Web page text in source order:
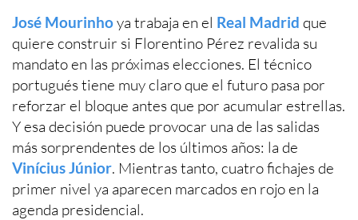
José Mourinhoya trabaja en el Real Madrid que
quiere construir si Florentino Pérez revalida su
mandato en las próximas elecciones. El técnico
portugués tiene muy claro que el futuro pasa por
reforzar el bloque antes que por acumular estrellas.
Y esa decisión puede provocar una de las salidas
más sorprendentes de los últimos años: la de
Vinícius Júnior. Mientras tanto, cuatro fichajes de
primer nivel ya aparecen marcados en rojo en la
agenda presidencial.